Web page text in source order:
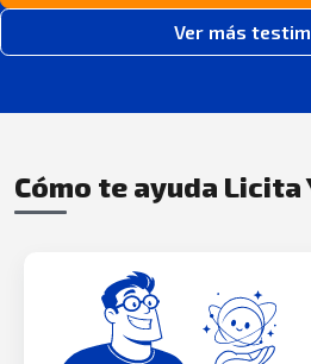
Ver más
Cómo te ayuda Licita